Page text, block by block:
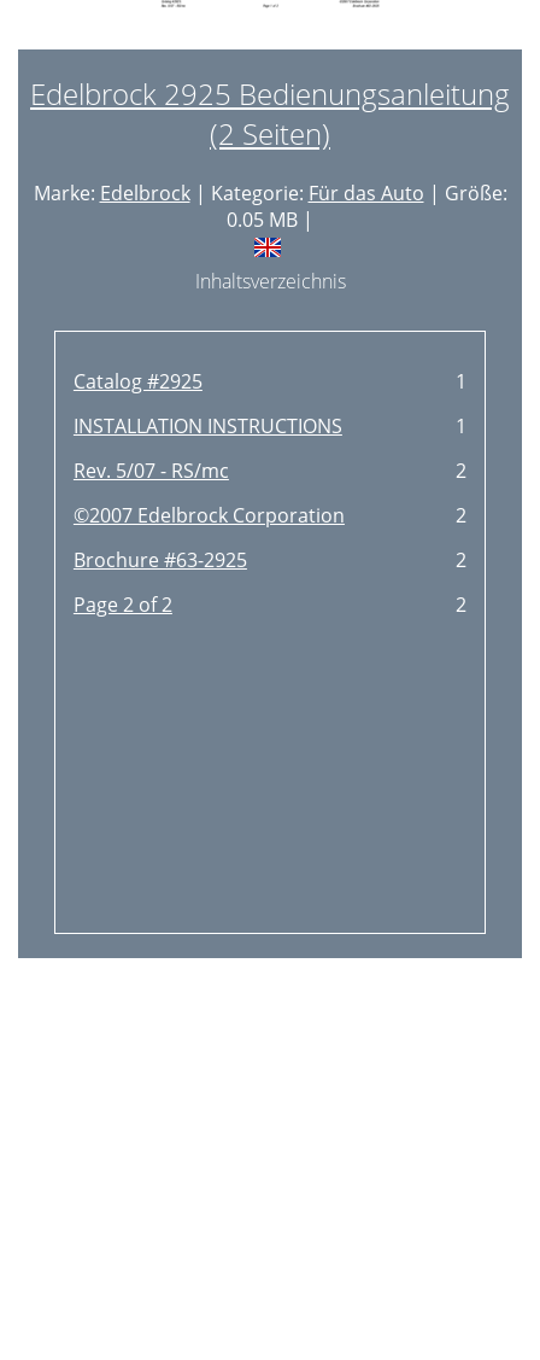
Edelbrock 2925 Bedienungsanleitung
(2 Seiten)
Marke: Edelbrock| Kategorie: Für das Auto | Größe:
0.05 MB |
Inhaltsverzeichnis
Catalog #2925
1
INSTALLATION INSTRUCTIONS
1
Rev. 5/07 - RS/mc
2
©2007 Edelbrock Corporation
2
Brochure #63-2925
2
Page 2 of 2
2